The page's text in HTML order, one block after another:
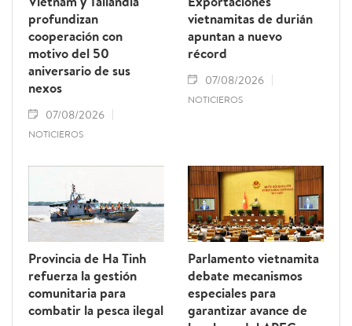
profundizan
cooperación con
motivo del 50
aniversario de sus
nexos
07/08/2026
NOTICIEROS
vietnamitas de durián
apuntan a nuevo
récord
07/08/2026
NOTICIEROS
Provincia de Ha Tinh
refuerza la gestión
comunitaria para
combatir la pesca ilegal
Parlamento vietnamita
debate mecanismos
especiales para
garantizar avance de